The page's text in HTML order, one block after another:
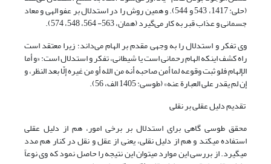
(حلی: 1417، 543 و 544). و همین روش را در استدلال بر عفو الهی و معاد
جسمانی و عذاب قبر به کار می‌گیرد (همان، 563- 564، 548، 574).
وی تفکر و استدلال را به وجهی مقدم بر الهام می‌داند؛ زیرا معتقد است
راه کشف این‏که الهام رحمانی است یا شیطانی، تفکر و استدلال است: «و أما
الإلهام فلو ثبت وقوعه لما أمن صاحبه أنه من الله أو من غیره إلّا بعد النظر، و
إن لم یقدر علی العبارة عنه» (طوسی: 1405 الف، 56).
تقدیم دلیل عقلی بر نقلی
محقق طوسی گاهی برای استدلال بر برخی امور، هم از دلیل عقلی
استفاده می‎کند و هم از دلیل نقلی، یعنی از عقل و نقل در کنار هم مدد
می‎گیرد. از بررسی این موارد می‎توان این نتیجه را حاصل نمود که وی نوعاً